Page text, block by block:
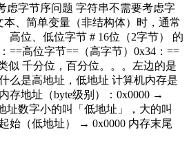
虑字节序问题 字符串不需要考虑字
、简单变量（非结构体）时，通常
高位、低位字节 # 16位（2字节） 的
==高位字节==（高字节）0x34：==
似 千分位，百分位。。。左边的是
么是高地址，低地址 计算机内存是
存地址（byte级别）：0x0000 →
址数字小的叫「低地址」，大的叫
始（低地址） → 0x0000 内存末尾